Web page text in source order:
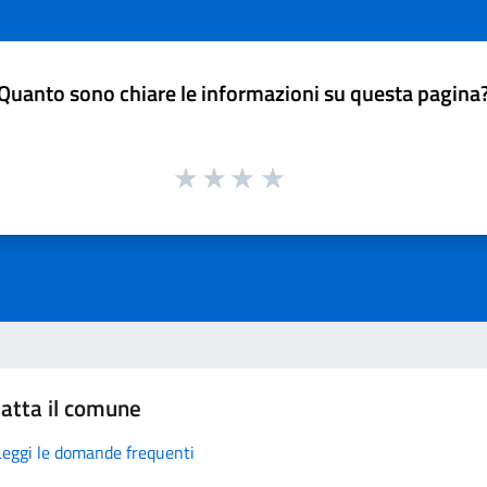
sono chiare le informazioni su questa
il comune
le domande frequenti